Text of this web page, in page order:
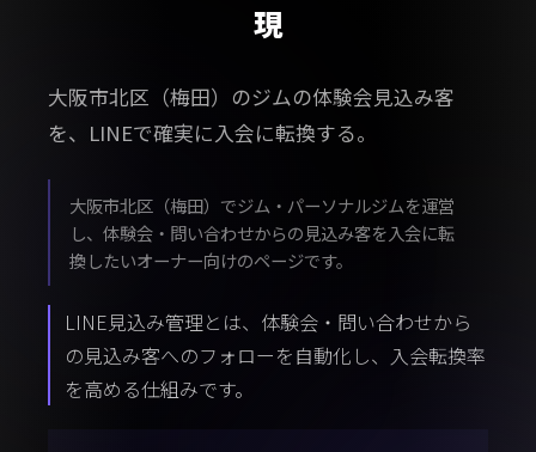
現
大阪市北区（梅田）のジムの体験会見込み客
を、LINEで確実に入会に転換する。
大阪市北区（梅田）でジム・パーソナルジムを運営
し、体験会・問い合わせからの見込み客を入会に転
換したいオーナー向けのページです。
LINE見込み管理とは、体験会・問い合わせから
の見込み客へのフォローを自動化し、入会転換率
を高める仕組みです。